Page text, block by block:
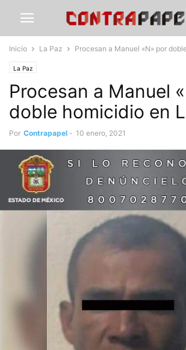
Inicio La Paz Procesan a Manuel «N» por
La Paz
Procesan a Manuel
doble homicidio en
Por Contrapapel - 10 enero, 2021